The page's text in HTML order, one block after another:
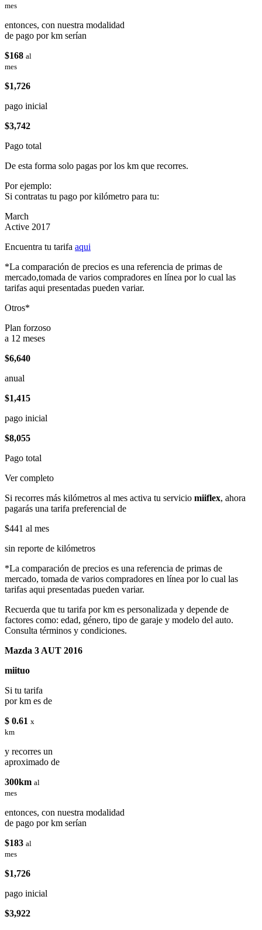
mes
entonces, con nuestra modalidad
de pago por km serían
$168 al
mes
$1,726
pago inicial
$3,742
Pago total
De esta forma solo pagas por los km que recorres.
Por ejemplo:
Si contratas tu pago por kilómetro para tu:
March
Active 2017
Encuentra tu tarifa aqui
*La comparación de precios es una referencia de primas de
mercado,tomada de varios compradores en línea por lo cual las
tarifas aqui presentadas pueden variar.
Otros*
Plan forzoso
a 12 meses
$6,640
anual
$1,415
pago inicial
$8,055
Pago total
Ver completo
Si recorres más kilómetros al mes activa tu servicio miiflex, ahora
pagarás una tarifa preferencial de
$441 al mes
sin reporte de kilómetros
*La comparación de precios es una referencia de primas de
mercado, tomada de varios compradores en línea por lo cual las
tarifas aqui presentadas pueden variar.
Recuerda que tu tarifa por km es personalizada y depende de
factores como: edad, género, tipo de garaje y modelo del auto.
Consulta términos y condiciones.
Mazda 3 AUT 2016
miituo
Si tu tarifa
por km es de
$ 0.61 x
km
y recorres un
aproximado de
300km al
mes
entonces, con nuestra modalidad
de pago por km serían
$183 al
mes
$1,726
pago inicial
$3,922